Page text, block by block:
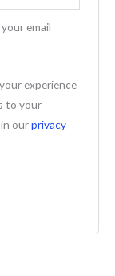
email
experience
to your
ourprivacy